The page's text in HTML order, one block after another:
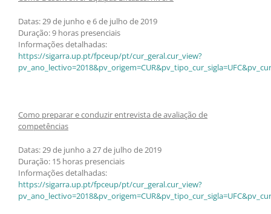
Datas: 29 de junho e 6 de julho de 2019
Duração: 9 horas presenciais
Informações detalhadas:
https://sigarra.up.pt/fpceup/pt/cur_geral.cur_view?
Como preparar e conduzir entrevista de avaliação de
competências
Datas: 29 de junho a 27 de julho de 2019
Duração: 15 horas presenciais
Informações detalhadas:
https://sigarra.up.pt/fpceup/pt/cur_geral.cur_view?